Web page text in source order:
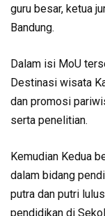
guru besar, ketua
Bandung.
Dalam isi MoU
Destinasi wisata
dan promosi
serta penelitian.
Kemudian Kedua
dalam bidang
putra dan putri
pendidikan di